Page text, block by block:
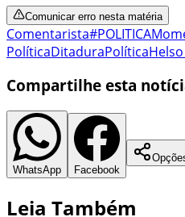
Comunicar erro nesta matéria
Comentarista#POLITICA
PolíticaDitaduraPolítica
Compartilhe esta
WhatsApp Facebook
Leia Também